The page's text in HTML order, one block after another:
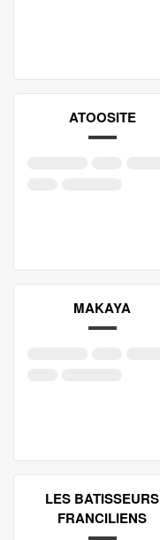
ATOOSITE
MAKAYA
LES BATISSEURS
FRANCILIENS